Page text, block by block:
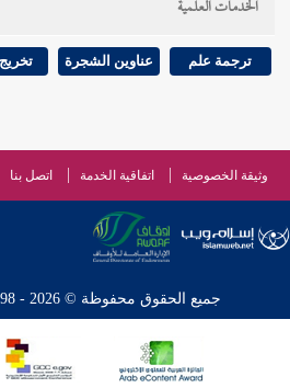
الخدمات العلمية
ترجمة علم عناوين الشجرة
وثيقة الخصوصية اتفاقية الخدمة اتصل بنا
جميع الحقوق محفوظة © 2026 - 1998 لشبكة إسلام ويب